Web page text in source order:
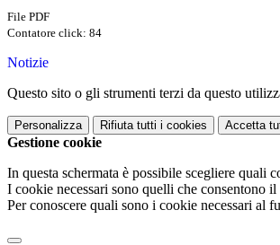
File PDF
Contatore click: 84
Notizie
Questo sito o gli strumenti terzi da questo
Personalizza Rifiuta tutti i cookies Accetta
Gestione cookie
In questa schermata è possibile scegliere quali
I cookie necessari sono quelli che consentono
Per conoscere quali sono i cookie necessari al